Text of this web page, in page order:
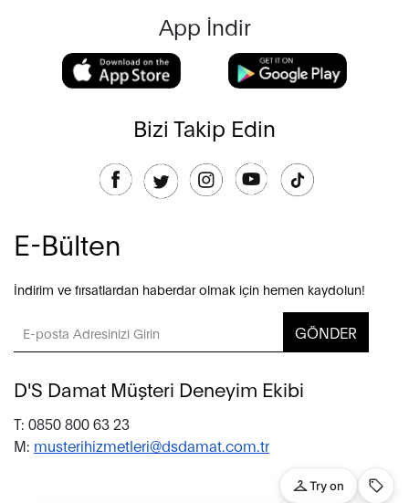
App İndir
Bizi Takip Edin
E-Bülten
İndirim ve fırsatlardan haberdar olmak için hemen kaydolun!
GÖNDER
D'S Damat Müşteri Deneyim Ekibi
T: 0850 800 63 23
M: musterihizmetleri@dsdamat.com.tr